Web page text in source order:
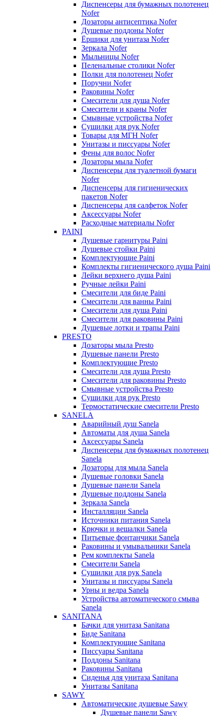
Диспенсеры для бумажных полотенец
Nofer
Дозаторы антисептика Nofer
Душевые поддоны Nofer
Ёршики для унитаза Nofer
Зеркала Nofer
Мыльницы Nofer
Пеленальные столики Nofer
Полки для полотенец Nofer
Поручни Nofer
Раковины Nofer
Смесители для душа Nofer
Смесители и краны Nofer
Смывные устройства Nofer
Сушилки для рук Nofer
Товары для МГН Nofer
Унитазы и писсуары Nofer
Фены для волос Nofer
Дозаторы мыла Nofer
Диспенсеры для туалетной бумаги
Nofer
Диспенсеры для гигиенических
пакетов Nofer
Диспенсеры для салфеток Nofer
Аксессуары Nofer
Расходные материалы Nofer
PAINI
Душевые гарнитуры Paini
Душевые стойки Paini
Комплектующие Paini
Комплекты гигиенического душа Paini
Лейки верхнего душа Paini
Ручные лейки Paini
Смесители для биде Paini
Смесители для ванны Paini
Смесители для душа Paini
Смесители для раковины Paini
Душевые лотки и трапы Paini
PRESTO
Дозаторы мыла Presto
Душевые панели Presto
Комплектующие Presto
Смесители для душа Presto
Смесители для раковины Presto
Смывные устройства Presto
Сушилки для рук Presto
Термостатические смесители Presto
SANELA
Аварийный душ Sanela
Автоматы для душа Sanela
Аксессуары Sanela
Диспенсеры для бумажных полотенец
Sanela
Дозаторы для мыла Sanela
Душевые головки Sanela
Душевые панели Sanela
Душевые поддоны Sanela
Зеркала Sanela
Инсталляции Sanela
Источники питания Sanela
Крючки и вешалки Sanela
Питьевые фонтанчики Sanela
Раковины и умывальники Sanela
Рем комплекты Sanela
Смесители Sanela
Сушилки для рук Sanela
Унитазы и писсуары Sanela
Урны и ведра Sanela
Устройства автоматического смыва
Sanela
SANITANA
Бачки для унитаза Sanitana
Биде Sanitana
Комплектующие Sanitana
Писсуары Sanitana
Поддоны Sanitana
Раковины Sanitana
Сиденья для унитаза Sanitana
Унитазы Sanitana
SAWY
Автоматические душевые Sawy
Душевые панели Sawy